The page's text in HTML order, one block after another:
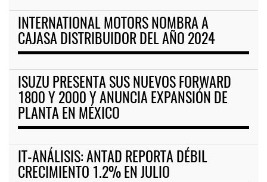
INTERNATIONAL MOTORS NOMBRA A
CAJASA DISTRIBUIDOR DEL AÑO 2024
ISUZU PRESENTA SUS NUEVOS FORWARD
1800 Y 2000 Y ANUNCIA EXPANSIÓN DE
PLANTA EN MÉXICO
IT-ANÁLISIS: ANTAD REPORTA DÉBIL
CRECIMIENTO 1.2% EN JULIO